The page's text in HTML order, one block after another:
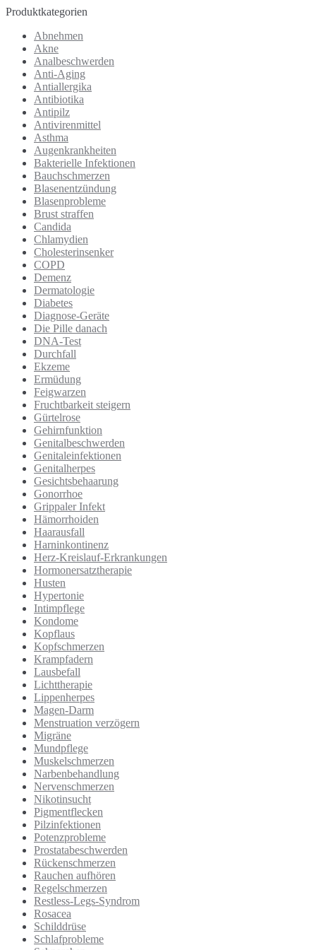
Produktkategorien
Abnehmen
Akne
Analbeschwerden
Anti-Aging
Antiallergika
Antibiotika
Antipilz
Antivirenmittel
Asthma
Augenkrankheiten
Bakterielle Infektionen
Bauchschmerzen
Blasenentzündung
Blasenprobleme
Brust straffen
Candida
Chlamydien
Cholesterinsenker
COPD
Demenz
Dermatologie
Diabetes
Diagnose-Geräte
Die Pille danach
DNA-Test
Durchfall
Ekzeme
Ermüdung
Feigwarzen
Fruchtbarkeit steigern
Gürtelrose
Gehirnfunktion
Genitalbeschwerden
Genitaleinfektionen
Genitalherpes
Gesichtsbehaarung
Gonorrhoe
Grippaler Infekt
Hämorrhoiden
Haarausfall
Harninkontinenz
Herz-Kreislauf-Erkrankungen
Hormonersatztherapie
Husten
Hypertonie
Intimpflege
Kondome
Kopflaus
Kopfschmerzen
Krampfadern
Lausbefall
Lichttherapie
Lippenherpes
Magen-Darm
Menstruation verzögern
Migräne
Mundpflege
Muskelschmerzen
Narbenbehandlung
Nervenschmerzen
Nikotinsucht
Pigmentflecken
Pilzinfektionen
Potenzprobleme
Prostatabeschwerden
Rückenschmerzen
Rauchen aufhören
Regelschmerzen
Restless-Legs-Syndrom
Rosacea
Schilddrüse
Schlafprobleme